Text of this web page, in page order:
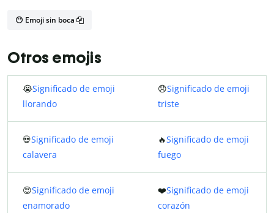
😶 Emoji sin boca
Otros emojis
😭Significado de emoji
llorando
😞Significado de emoji
triste
💀Significado de emoji
calavera
🔥Significado de emoji
fuego
😍Significado de emoji
enamorado
❤️Significado de emoji
corazón